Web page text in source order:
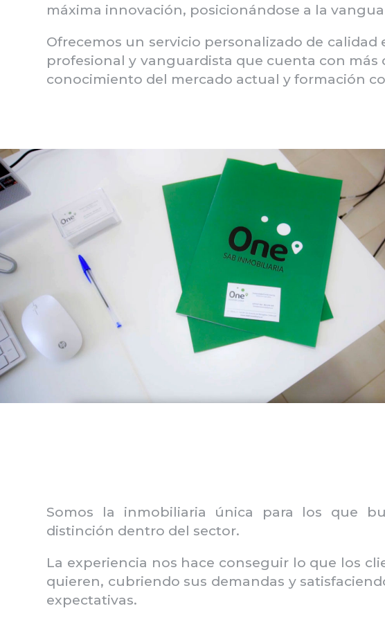
máxima innovación, posicionándose a la
Ofrecemos un servicio personalizado de
profesional y vanguardista que cuenta con más
conocimiento del mercado actual y formación
Somos la inmobiliaria única para los que
distinción dentro del sector.
La experiencia nos hace conseguir lo que los
quieren, cubriendo sus demandas y
expectativas.